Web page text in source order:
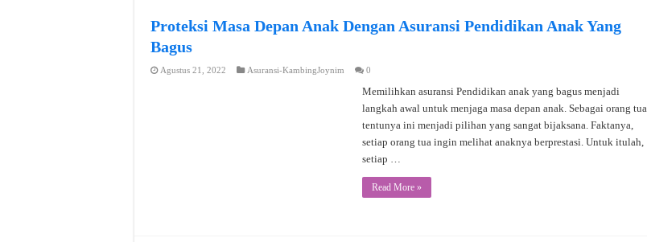
Proteksi Masa Depan Anak Dengan Asuransi Pendidikan Anak Yang
Bagus
Agustus 21, 2022 Asuransi-KambingJoynim 0
Memilihkan asuransi Pendidikan anak yang bagus menjadi
langkah awal untuk menjaga masa depan anak. Sebagai orang tua,
tentunya ini menjadi pilihan yang sangat bijaksana. Faktanya,
setiap orang tua ingin melihat anaknya berprestasi. Untuk itulah,
setiap …
Read More »